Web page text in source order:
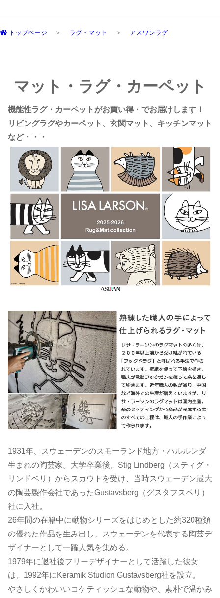
トップページ ラグ・マット アスワンラグ
マット・ラグ・カーペット
機能性ラグ・カーペットがお買い得・でお届けします！
リビングラグやカーペット、玄関マット、キッチンマット
など・・・
1931年、スウェーデンのスモーランド地方・ハルルンダ
生まれの陶芸家。大学卒業後、Stig Lindberg（スティグ・
リンドベリ）からスカウトを受け、当時スウェーデン最大
の陶芸製作会社であったGustavsberg（グスタフスベリ）
社に入社。
26年間の在籍中に動物シリーズをはじめとした約320種類
の優れた作品を生み出し、スウェーデンを代表する陶芸デ
ザイナーとして一躍人気を集める。
1979年に退社後フリーデザイナーとして活躍した彼女
は、1992年にKeramik Studion Gustavsberg社を設立。
やさしくかわいいコケティッシュな動物や、素朴で温かみ